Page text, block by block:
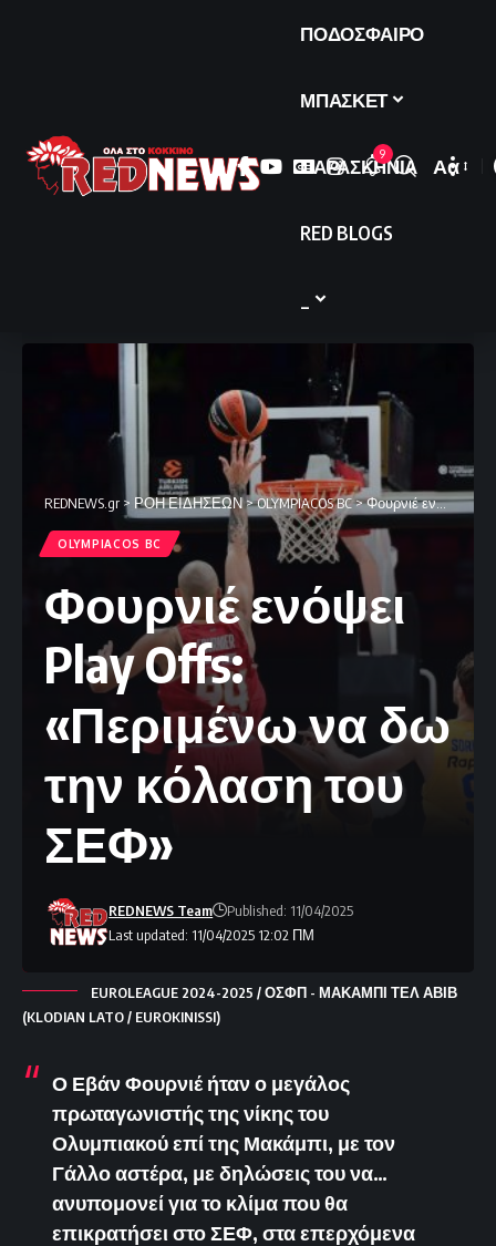
ΠΟΔΟΣΦΑΙΡΟ
ΜΠΑΣΚΕΤ
ΠΑΡΑΣΚΗΝΙΑ
RED BLOGS
9
Font
Αα
REDNEWS.gr > ΡΟΗ ΕΙΔΗΣΕΩΝ>OLYMPIACOS BC>Φουρνιέ ενόψει Play Offs: «Περιμένω να δω την κόλαση του ΣΕΦ»
OLYMPIACOS BC
Φουρνιέ ενόψει
Play Offs:
«Περιμένω να δω
την κόλαση του
ΣΕΦ»
Last updated: 11/04/2025 12:02 ΠΜ
REDNEWS Team Published: 11/04/2025
EUROLEAGUE 2024-2025 / ΟΣΦΠ - ΜΑΚΑΜΠΙ ΤΕΛ ΑΒΙΒ
(KLODIAN LATO / EUROKINISSI)
Ο Εβάν Φουρνιέ ήταν ο μεγάλος
πρωταγωνιστής της νίκης του
Ολυμπιακού επί της Μακάμπι, με τον
Γάλλο αστέρα, με δηλώσεις του να…
ανυπομονεί για το κλίμα που θα
επικρατήσει στο ΣΕΦ, στα επερχόμενα